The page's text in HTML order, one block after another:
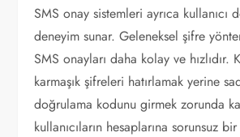
SMS onay sistemleri ayrıca kullanıcı
deneyim sunar. Geleneksel şifre
SMS onayları daha kolay ve hızlıdır.
karmaşık şifreleri hatırlamak yerine
doğrulama kodunu girmek zorunda
kullanıcıların hesaplarına sorunsuz